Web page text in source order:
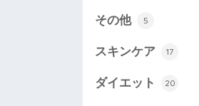
その他 5
スキンケア 17
ダイエット 20